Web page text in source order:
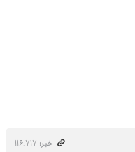
خبر: ۱۱۶٬۷۱۷